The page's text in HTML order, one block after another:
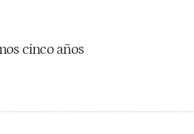
cinco años